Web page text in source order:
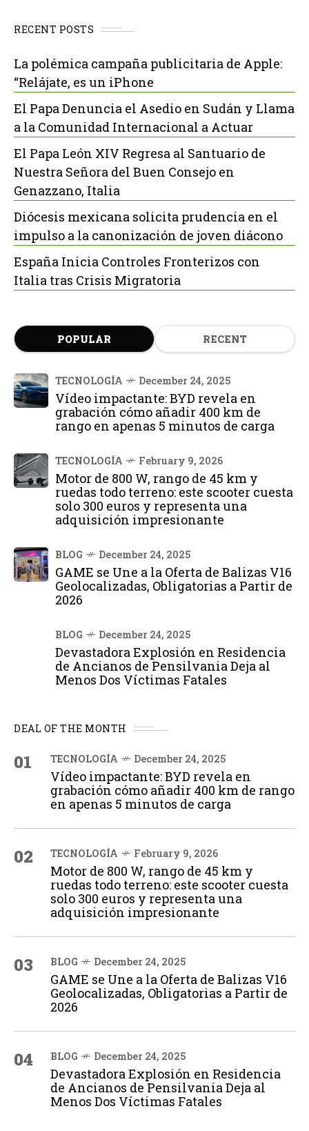
RECENT POSTS
La polémica campaña publicitaria de Apple:
“Relájate, es un iPhone
El Papa Denuncia el Asedio en Sudán y Llama
a la Comunidad Internacional a Actuar
El Papa León XIV Regresa al Santuario de
Nuestra Señora del Buen Consejo en
Genazzano, Italia
Diócesis mexicana solicita prudencia en el
impulso a la canonización de joven diácono
España Inicia Controles Fronterizos con
Italia tras Crisis Migratoria
POPULAR RECENT
TECNOLOGÍA December 24, 2025
Vídeo impactante: BYD revela en
grabación cómo añadir 400 km de
rango en apenas 5 minutos de carga
TECNOLOGÍA February 9, 2026
Motor de 800 W, rango de 45 km y
ruedas todo terreno: este scooter cuesta
solo 300 euros y representa una
adquisición impresionante
BLOG December 24, 2025
GAME se Une a la Oferta de Balizas V16
Geolocalizadas, Obligatorias a Partir de
2026
BLOG December 24, 2025
Devastadora Explosión en Residencia
de Ancianos de Pensilvania Deja al
Menos Dos Víctimas Fatales
DEAL OF THE MONTH
01 TECNOLOGÍA December 24, 2025
Vídeo impactante: BYD revela en
grabación cómo añadir 400 km de rango
en apenas 5 minutos de carga
02 TECNOLOGÍA February 9, 2026
Motor de 800 W, rango de 45 km y
ruedas todo terreno: este scooter cuesta
solo 300 euros y representa una
adquisición impresionante
03 BLOG December 24, 2025
GAME se Une a la Oferta de Balizas V16
Geolocalizadas, Obligatorias a Partir de
2026
04 BLOG December 24, 2025
Devastadora Explosión en Residencia
de Ancianos de Pensilvania Deja al
Menos Dos Víctimas Fatales